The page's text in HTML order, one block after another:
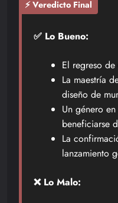
⚡ Veredicto Final
✅ Lo Bueno:
El regreso
La maestría
diseño de
Un género
beneficiarse
La
lanzamiento
❌ Lo Malo: